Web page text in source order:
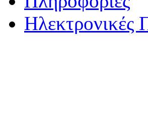
Ηλεκτρονικές